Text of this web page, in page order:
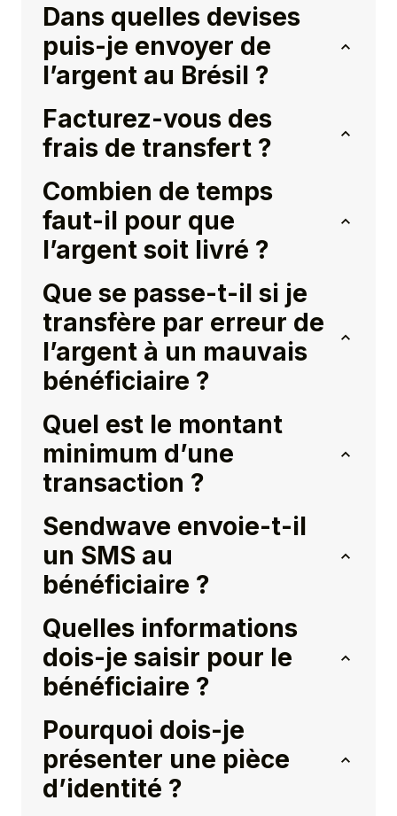
Dans quelles devises
puis-je envoyer de
l’argent au Brésil ?
Facturez-vous des
frais de transfert ?
Combien de temps
faut-il pour que
l’argent soit livré ?
Que se passe-t-il si je
transfère par erreur de
l’argent à un mauvais
bénéficiaire ?
Quel est le montant
minimum d’une
transaction ?
Sendwave envoie-t-il
un SMS au
bénéficiaire ?
Quelles informations
dois-je saisir pour le
bénéficiaire ?
Pourquoi dois-je
présenter une pièce
d’identité ?